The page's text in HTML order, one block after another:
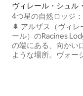
ヴィレール・シュル
のシャレー
4つ星の自然ロッジ
ジー＆森の景色
🌲 アルザス（ヴィ
ール）のRacines
の端にある、向かい
ような場所。ヴォー